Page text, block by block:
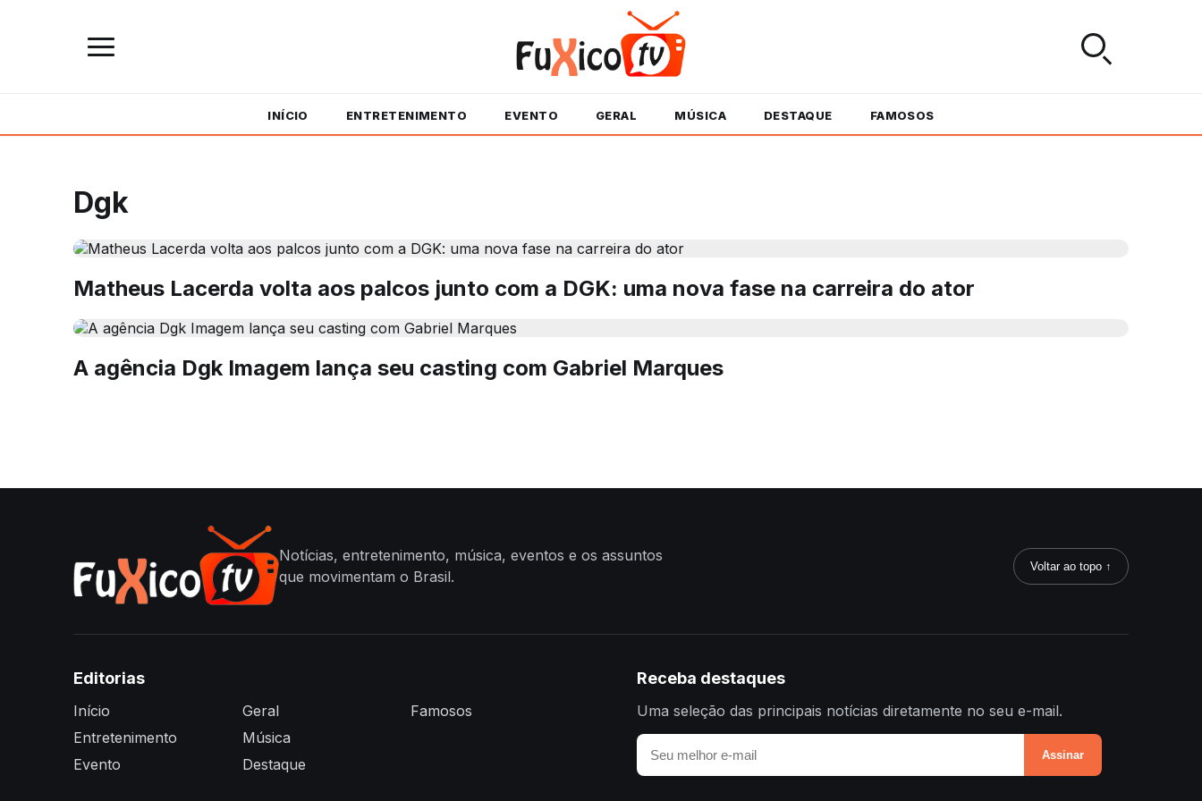
INÍCIO ENTRETENIMENTO EVENTO GERAL MÚSICA DESTAQUE FAMOSOS
Dgk
Matheus Lacerda volta aos palcos junto com a DGK: uma nova fase na carreira do ator
A agência Dgk Imagem lança seu casting com Gabriel Marques
Notícias, entretenimento, música, eventos e os assuntos
que movimentam o Brasil.
Voltar ao topo ↑
Editorias
Início
Entretenimento
Evento
Geral
Música
Destaque
Famosos
Receba destaques
Uma seleção das principais notícias diretamente no seu e-mail.
Assinar